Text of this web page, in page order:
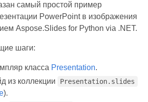
самый простой пример
PowerPoint в изображения
Aspose.Slides for Python via .NET.
шаги:
класса Presentation.
из коллекции
Presentation.slides
).